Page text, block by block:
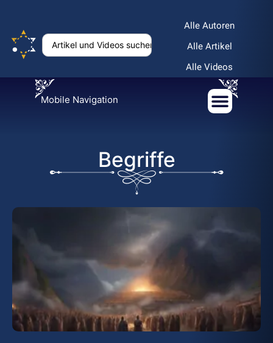
Alle Autoren
Alle Artikel
Alle Videos
Mobile Navigation
Begriffe